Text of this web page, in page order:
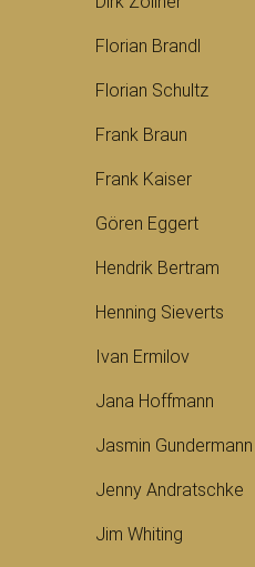
Florian Brandl
Florian Schultz
Frank Braun
Frank Kaiser
Gören Eggert
Hendrik Bertram
Henning Sieverts
Ivan Ermilov
Jana Hoffmann
Jasmin Gundermann
Jenny Andratschke
Jim Whiting